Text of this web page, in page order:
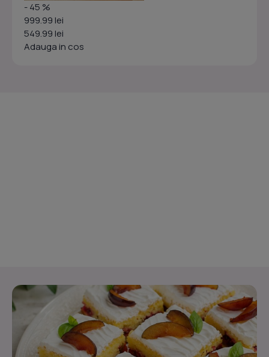
- 45 %
999.99 lei
549.99 lei
Adauga in cos